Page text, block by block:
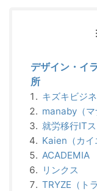
デザイン・イ
所
キズキビジ
manaby（マ
就労移行IT
Kaien（カイ
ACADEMIA
リンクス
TRYZE（ト